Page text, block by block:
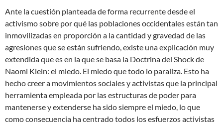
Ante la cuestión planteada de forma recurrente desde el
activismo sobre por qué las poblaciones occidentales están tan
inmovilizadas en proporción a la cantidad y gravedad de las
agresiones que se están sufriendo, existe una explicación muy
extendida que es en la que se basa la Doctrina del Shock de
Naomi Klein: el miedo. El miedo que todo lo paraliza. Esto ha
hecho creer a movimientos sociales yactivistas que la principal
herramienta empleada por las estructuras de poder para
mantenerse y extenderse ha sido siempre el miedo, lo que
como consecuencia ha centrado todos los esfuerzos activistas